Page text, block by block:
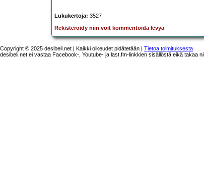
Lukukertoja: 3527
Rekisteröidy niin voit kommentoida levyä
Copyright © 2025 desibeli.net | Kaikki oikeudet pidätetään | Tietoa toimituksesta
desibeli.net ei vastaa Facebook-, Youtube- ja last.fm-linkkien sisällöstä eikä takaa